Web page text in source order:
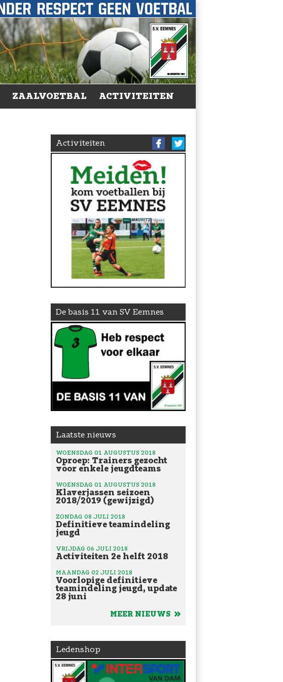
ZAALVOETBAL ACTIVITEITEN
Activiteiten
De basis 11 van SV Eemnes
Laatste nieuws
WOENSDAG 01 AUGUSTUS 2018
Oproep: Trainers gezocht
voor enkele jeugdteams
WOENSDAG 01 AUGUSTUS 2018
Klaverjassen seizoen
2018/2019 (gewijzigd)
ZONDAG 08 JULI 2018
Definitieve teamindeling
jeugd
VRIJDAG 06 JULI 2018
Activiteiten 2e helft 2018
MAANDAG 02 JULI 2018
Voorlopige definitieve
teamindeling jeugd, update
28 juni
MEER NIEUWS
Ledenshop